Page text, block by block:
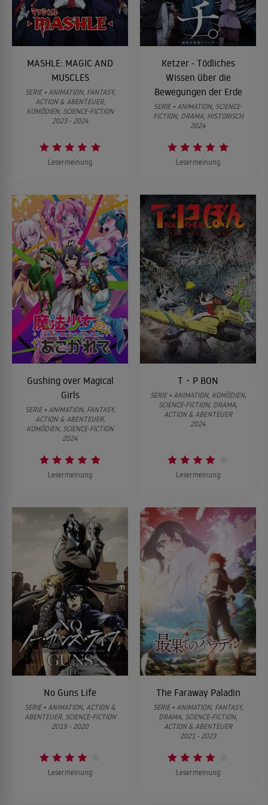
MASHLE: MAGIC AND
MUSCLES
SERIE • ANIMATION, FANTASY,
ACTION & ABENTEUER,
KOMÖDIEN, SCIENCE-FICTION
2023 - 2024
Lesermeinung
Ketzer - Tödliches
Wissen über die
Bewegungen der Erde
SERIE • ANIMATION, SCIENCE-
FICTION, DRAMA, HISTORISCH
2024
Lesermeinung
Gushing over Magical
Girls
SERIE • ANIMATION, FANTASY,
ACTION & ABENTEUER,
KOMÖDIEN, SCIENCE-FICTION
2024
Lesermeinung
T・P BON
SERIE • ANIMATION, KOMÖDIEN,
SCIENCE-FICTION, DRAMA,
ACTION & ABENTEUER
2024
Lesermeinung
No Guns Life
SERIE • ANIMATION, ACTION &
ABENTEUER, SCIENCE-FICTION
2019 - 2020
Lesermeinung
The Faraway Paladin
SERIE • ANIMATION, FANTASY,
DRAMA, SCIENCE-FICTION,
ACTION & ABENTEUER
2021 - 2023
Lesermeinung